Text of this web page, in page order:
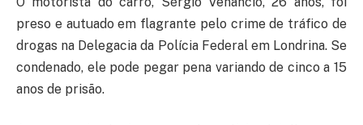
preso e autuado em flagrante pelo crime de tráfico de
drogas na Delegacia da Polícia Federal em Londrina. Se
condenado, ele pode pegar pena variando de cinco a 15
anos de prisão.